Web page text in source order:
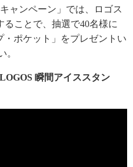
ャンペーン」では、ロゴス
ことで、抽選で40名様に
・ポケット」をプレゼントい
。
瞬間アイススタン